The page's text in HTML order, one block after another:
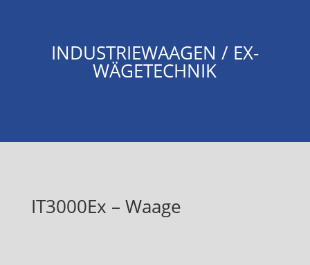
INDUSTRIEWAAGEN / EX-
WÄGETECHNIK
IT3000Ex – Waage